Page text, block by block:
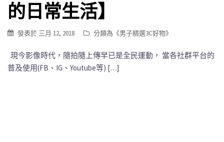
的日常生活】
發表於 三月 12, 2018 分類為《男子精選3C好物》
現今影像時代，隨拍隨上傳早已是全民運動， 當各社群平台的
普及使用(FB、IG、Youtube等) […]